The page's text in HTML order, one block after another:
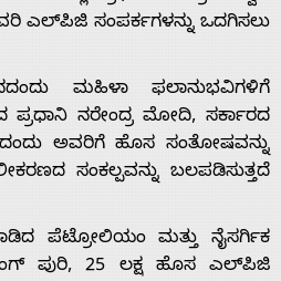
ಎಲ್‌ಪಿಜಿ ಸಂಪರ್ಕಗಳನ್ನು ಒದಗಿಸಲು
ಮಹಿಳಾ ಫಲಾನುಭವಿಗಳಿಗೆ
ಪ್ರಧಾನಿ ನರೇಂದ್ರ ಮೋದಿ, ಸರ್ಕಾರದ
ಅವರಿಗೆ ಹೊಸ ಸಂತೋಷವನ್ನು
ಸಂಕಲ್ಪವನ್ನು ಬಲಪಡಿಸುತ್ತದೆ
ಪೆಟ್ರೋಲಿಯಂ ಮತ್ತು ನೈಸರ್ಗಿಕ
ಪುರಿ, 25 ಲಕ್ಷ ಹೊಸ ಎಲ್‌ಪಿಜಿ